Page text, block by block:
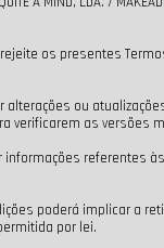
os presentes
alterações ou
verificarem as versões
informações referentes
poderá implicar a
por lei.